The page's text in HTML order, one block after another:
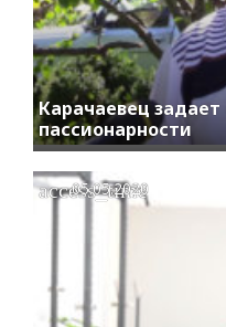
Карачаевец
пассионарности
access_time
05.05.2020